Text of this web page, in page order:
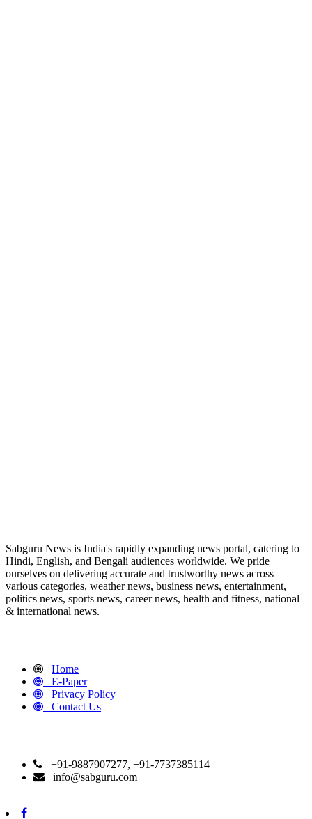
Sabguru News is India's rapidly expanding news portal, catering to
Hindi, English, and Bengali audiences worldwide. We pride
ourselves on delivering accurate and trustworthy news across
various categories, weather news, business news, entertainment,
politics news, sports news, career news, health and fitness, national
& international news.
Home
E-Paper
Privacy Policy
Contact Us
+91-9887907277, +91-7737385114
info@sabguru.com